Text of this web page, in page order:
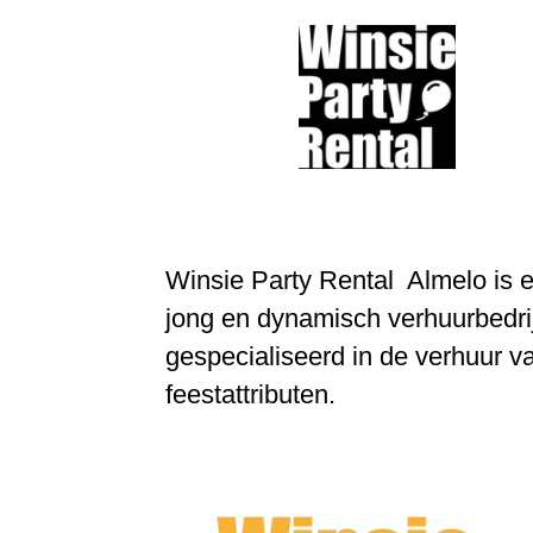
Winsie Party Rental Almelo is
jong en dynamisch
gespecialiseerd in de verhuur
feestattributen.